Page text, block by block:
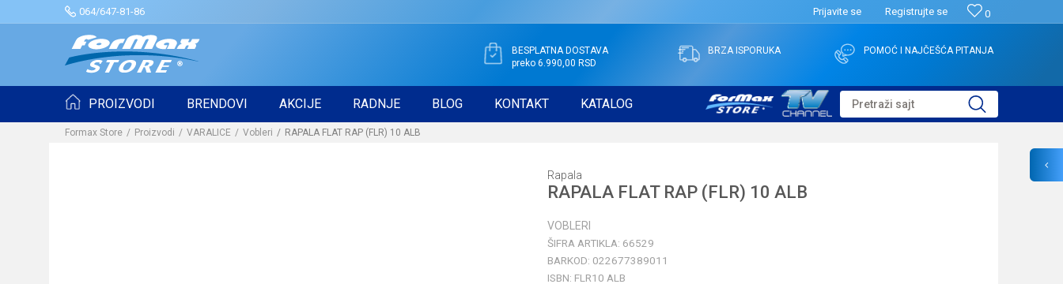
064/647-81-86 0
Prijavite se Registrujte se
BESPLATNA DOSTAVA
preko 6.990,00 RSD
BRZA ISPORUKA POMOĆ I NAJČEŠĆA PITANJA
PROIZVODI BRENDOVI AKCIJE RADNJE BLOG KONTAKT KATALOG Pretraži sajt
Formax Store Proizvodi VARALICE Vobleri RAPALA FLAT RAP (FLR) 10 ALB
Rapala
RAPALA FLAT RAP (FLR) 10 ALB
VOBLERI
ŠIFRA ARTIKLA: 66529
BARKOD: 022677389011
ISBN: FLR10 ALB